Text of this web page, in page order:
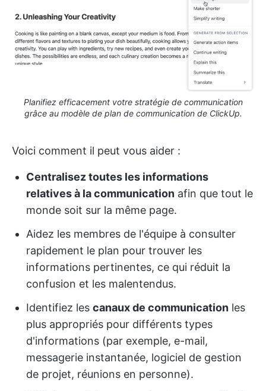
Planifiez efficacement votre stratégie de communication
grâce au modèle de plan de communication de ClickUp.
Voici comment il peut vous aider :
Centralisez toutes les informations
relatives à la communication afin que tout le
monde soit sur la même page.
Aidez les membres de l'équipe à consulter
rapidement le plan pour trouver les
informations pertinentes, ce qui réduit la
confusion et les malentendus.
Identifiez les canaux de communication les
plus appropriés pour différents types
d'informations (par exemple, e-mail,
messagerie instantanée, logiciel de gestion
de projet, réunions en personne).